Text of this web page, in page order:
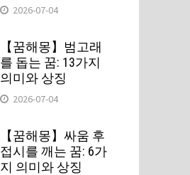
2026-07-04
【꿈해몽】범고래
를 돕는 꿈: 13가지
의미와 상징
2026-07-04
【꿈해몽】싸움 후
접시를 깨는 꿈: 6가
지 의미와 상징